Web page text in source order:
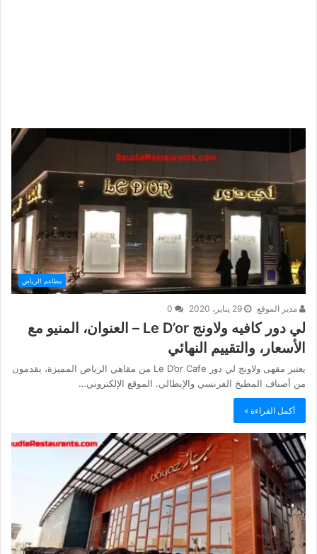
مطاعم الرياض
مدير الموقع 29 يناير، 2020
لي دور كافيه ولاونج Le D’or – العنوان، المنيو مع
الأسعار، والتقييم النهائي
يعتبر مقهى ولاونج لي دور Le D’or Cafe من مقاهي الرياض المميزة، يقدمون
من أصناف المطبخ الفرنسي والإيطالي. الموقع الإلكتروني…
أكمل القراءة »